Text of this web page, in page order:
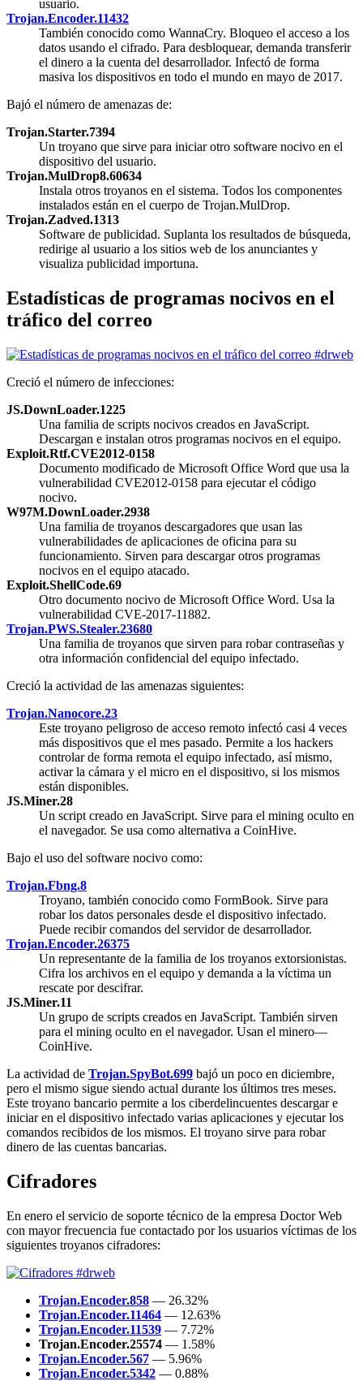
usuario.
Trojan.Encoder.11432
También conocido como WannaCry. Bloqueo el acceso a los
datos usando el cifrado. Para desbloquear, demanda transferir
el dinero a la cuenta del desarrollador. Infectó de forma
masiva los dispositivos en todo el mundo en mayo de 2017.
Bajó el número de amenazas de:
Trojan.Starter.7394
Un troyano que sirve para iniciar otro software nocivo en el
dispositivo del usuario.
Trojan.MulDrop8.60634
Instala otros troyanos en el sistema. Todos los componentes
instalados están en el cuerpo de Trojan.MulDrop.
Trojan.Zadved.1313
Software de publicidad. Suplanta los resultados de búsqueda,
redirige al usuario a los sitios web de los anunciantes y
visualiza publicidad importuna.
Estadísticas de programas nocivos en el
tráfico del correo
Creció el número de infecciones:
JS.DownLoader.1225
Una familia de scripts nocivos creados en JavaScript.
Descargan e instalan otros programas nocivos en el equipo.
Exploit.Rtf.CVE2012-0158
Documento modificado de Microsoft Office Word que usa la
vulnerabilidad CVE2012-0158 para ejecutar el código
nocivo.
W97M.DownLoader.2938
Una familia de troyanos descargadores que usan las
vulnerabilidades de aplicaciones de oficina para su
funcionamiento. Sirven para descargar otros programas
nocivos en el equipo atacado.
Exploit.ShellCode.69
Otro documento nocivo de Microsoft Office Word. Usa la
vulnerabilidad CVE-2017-11882.
Trojan.PWS.Stealer.23680
Una familia de troyanos que sirven para robar contraseñas y
otra información confidencial del equipo infectado.
Creció la actividad de las amenazas siguientes:
Trojan.Nanocore.23
Este troyano peligroso de acceso remoto infectó casi 4 veces
más dispositivos que el mes pasado. Permite a los hackers
controlar de forma remota el equipo infectado, así mismo,
activar la cámara y el micro en el dispositivo, si los mismos
están disponibles.
JS.Miner.28
Un script creado en JavaScript. Sirve para el mining oculto en
el navegador. Se usa como alternativa a CoinHive.
Bajo el uso del software nocivo como:
Trojan.Fbng.8
Troyano, también conocido como FormBook. Sirve para
robar los datos personales desde el dispositivo infectado.
Puede recibir comandos del servidor de desarrollador.
Trojan.Encoder.26375
Un representante de la familia de los troyanos extorsionistas.
Cifra los archivos en el equipo y demanda a la víctima un
rescate por descifrar.
JS.Miner.11
Un grupo de scripts creados en JavaScript. También sirven
para el mining oculto en el navegador. Usan el minero—
CoinHive.
La actividad de Trojan.SpyBot.699 bajó un poco en diciembre,
pero el mismo sigue siendo actual durante los últimos tres meses.
Este troyano bancario permite a los ciberdelincuentes descargar e
iniciar en el dispositivo infectado varias aplicaciones y ejecutar los
comandos recibidos de los mismos. El troyano sirve para robar
dinero de las cuentas bancarias.
Cifradores
En enero el servicio de soporte técnico de la empresa Doctor Web
con mayor frecuencia fue contactado por los usuarios víctimas de los
siguientes troyanos cifradores:
Trojan.Encoder.858 — 26.32%
Trojan.Encoder.11464 — 12.63%
Trojan.Encoder.11539 — 7.72%
Trojan.Encoder.25574 — 1.58%
Trojan.Encoder.567 — 5.96%
Trojan.Encoder.5342 — 0.88%